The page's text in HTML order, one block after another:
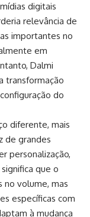
digitais
relevância de
importantes no
em
Dalmi
transformação
do
diferente, mais
de grandes
personalização,
que o
no volume, mas
específicas com
à mudança